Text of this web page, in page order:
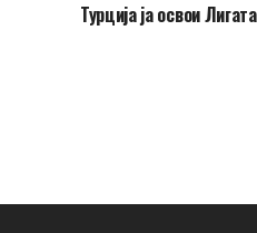
Турција ја освои